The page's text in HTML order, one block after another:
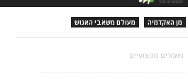
מן האקדמיה מעולם משאבי האנוש
מאמרים מקצועיים